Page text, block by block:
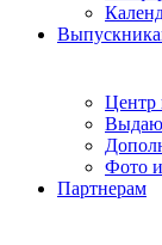
Центр
Фото
Партнерам